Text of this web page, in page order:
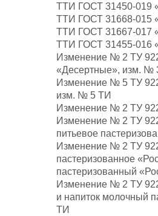
ТТИ ГОСТ 31450-019
ТТИ ГОСТ 31668-015
ТТИ ГОСТ 31667-017
ТТИ ГОСТ 31455-016
Изменение № 2 ТУ
«Десертные», изм. №
Изменение № 5 ТУ
изм. № 5 ТИ
Изменение № 2 ТУ
Изменение № 2 ТУ
питьевое
Изменение № 2 ТУ
пастеризованное
пастеризованный
Изменение № 2 ТУ
и напиток молочный
ТИ